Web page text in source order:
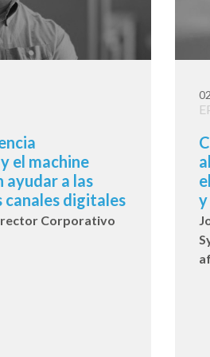
el machine
ayudar a las
canales digitales
Corporativo